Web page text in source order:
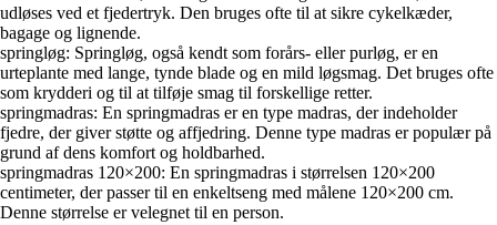
udløses ved et fjedertryk. Den bruges ofte til at sikre cykelkæder,
bagage og lignende.
springløg: Springløg, også kendt som forårs- eller purløg, er en
urteplante med lange, tynde blade og en mild løgsmag. Det bruges ofte
som krydderi og til at tilføje smag til forskellige retter.
springmadras: En springmadras er en type madras, der indeholder
fjedre, der giver støtte og affjedring. Denne type madras er populær på
grund af dens komfort og holdbarhed.
springmadras 120×200: En springmadras i størrelsen 120×200
centimeter, der passer til en enkeltseng med målene 120×200 cm.
Denne størrelse er velegnet til en person.